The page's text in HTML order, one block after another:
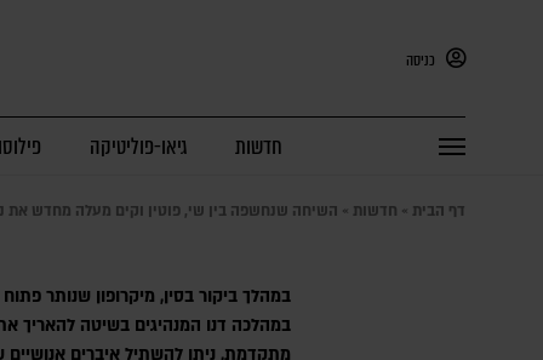
כניסה
חדשות גיאו-פוליטיקה
דף הבית » חדשות » השיחה שנחשפה בין שי, פוטין וקים מעלה מחדש את
במהלך ביקור בסין, מיקרופון שנותר
במהלכה דנו המנהיגים בשיטה להאריך
מתקדמת, ניתן להשתיל איברים